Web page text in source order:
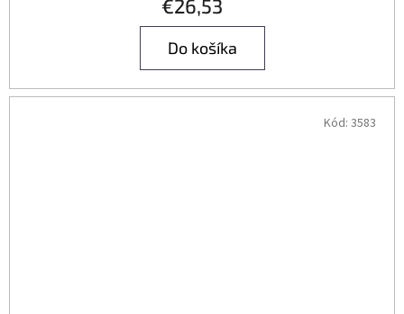
€26,53
Do košíka
Kód: 3583